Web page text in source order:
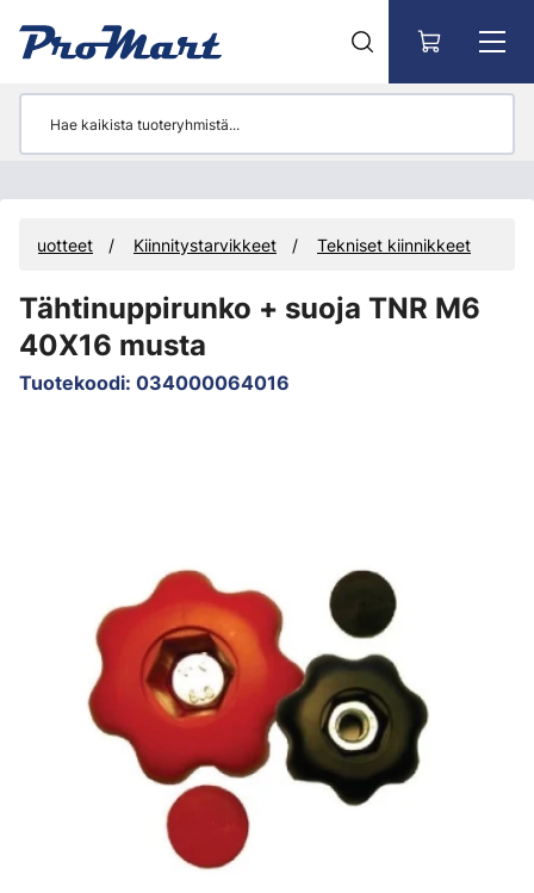
Tuotteet Kiinnitystarvikkeet Tekniset kiinnikkeet
Tähtinuppirunko + suoja TNR M6
40X16 musta
Tuotekoodi: 034000064016